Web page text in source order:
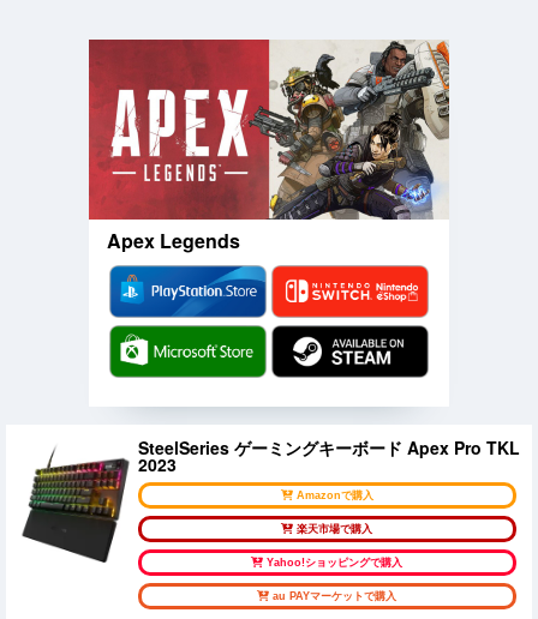
Apex Legends
SteelSeries ゲーミングキーボード Apex Pro TKL
2023
Amazonで購入
楽天市場で購入
Yahoo!ショッピングで購入
au PAYマーケットで購入